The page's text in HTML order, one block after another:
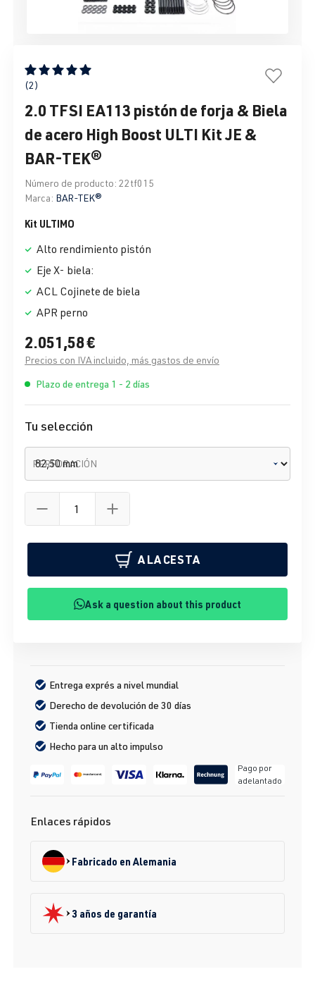
Calificación promedio de 5 de 5 estrellas
(2)
2.0 TFSI EA113 pistón de forja & Biela
de acero High Boost ULTI Kit JE &
BAR-TEK®
Número de producto: 22tf015
Marca: BAR-TEK®
Kit ULTIMO
Alto rendimiento pistón
Eje X- biela:
ACL Cojinete de biela
APR perno
2.051,58 €
Precios con IVA incluido, más gastos de envío
Plazo de entrega 1 - 2 días
Tu selección
PERFORACIÓN
A LA CESTA
Ask a question about this product
Entrega exprés a nivel mundial
Derecho de devolución de 30 días
Tienda online certificada
Hecho para un alto impulso
Pago por
adelantado
Enlaces rápidos
Fabricado en Alemania
3 años de garantía